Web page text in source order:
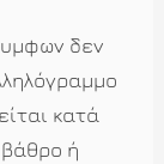
δεν
κατά
ή